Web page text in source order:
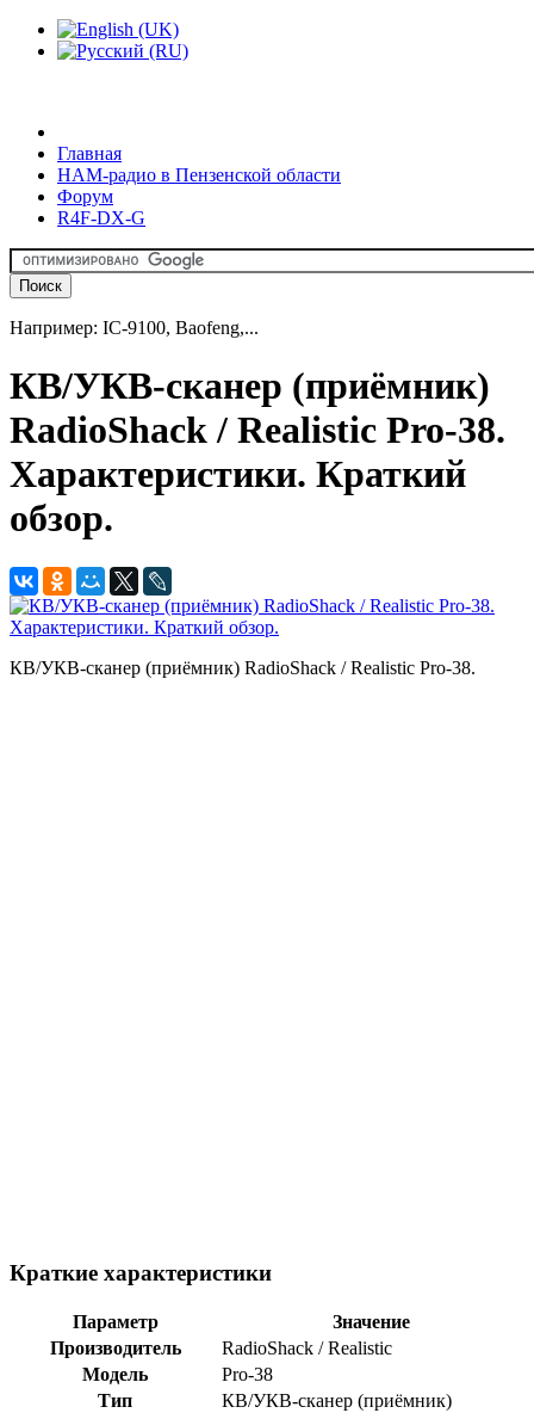
Главная
HAM-радио в Пензенской области
Форум
R4F-DX-G
Например: IC-9100, Baofeng,...
КВ/УКВ-сканер (приёмник)
RadioShack / Realistic Pro-38.
Характеристики. Краткий
обзор.
КВ/УКВ-сканер (приёмник) RadioShack / Realistic Pro-38.
Краткие характеристики
Параметр
Значение
Производитель
RadioShack / Realistic
Модель
Pro-38
Тип
КВ/УКВ-сканер (приёмник)